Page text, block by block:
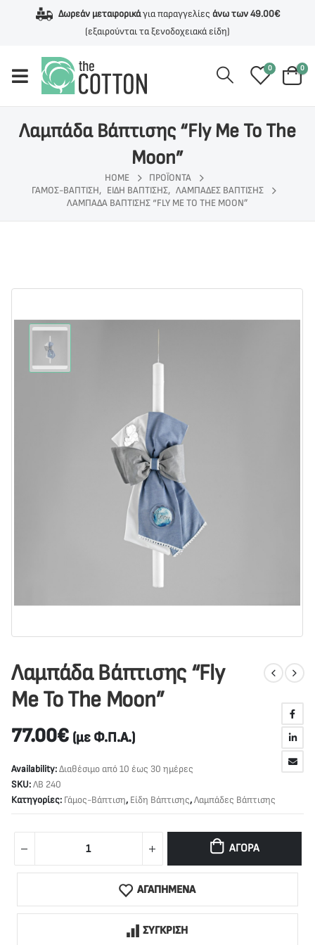
Δωρεάν μεταφορικάγια παραγγελίες άνω των 49.00€
(εξαιρούνται τα ξενοδοχειακά είδη)
0 0
Λαμπάδα Βάπτισης “Fly Me To The
Moon”
HOME
ΠΡΟΪΌΝΤΑ
ΓΆΜΟΣ-ΒΆΠΤΙΣΗ, ΕΊΔΗ ΒΆΠΤΙΣΗΣ, ΛΑΜΠΆΔΕΣ ΒΆΠΤΙΣΗΣ
ΛΑΜΠΆΔΑ ΒΆΠΤΙΣΗΣ “FLY ME TO THE MOON”
Λαμπάδα Βάπτισης “Fly
Me To The Moon”
77.00€ (με Φ.Π.Α.)
Availability:Διαθέσιμο από 10 έως 30 ημέρες
SKU:ΛΒ 240
Κατηγορίες: Γάμος-Βάπτιση, Είδη Βάπτισης,Λαμπάδες Βάπτισης
ΑΓΟΡΆ
ΑΓΑΠΗΜΕΝΑ
ΣΥΓΚΡΙΣΗ